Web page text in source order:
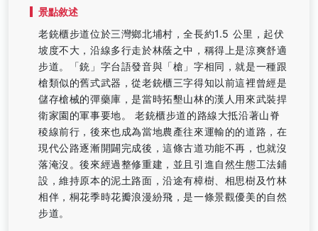
景點敘述
老銃櫃步道位於三灣鄉北埔村，全長約1.5 公里，起伏
坡度不大，沿線多行走於林蔭之中，稱得上是涼爽舒適
步道。「銃」字台語發音與「槍」字相同，就是一種跟
槍類似的舊式武器，從老銃櫃三字得知以前這裡曾經是
儲存槍械的彈藥庫，是當時拓墾山林的漢人用來武裝捍
衛家園的軍事要地。 老銃櫃步道的路線大抵沿著山脊
稜線前行，後來也成為當地農產往來運輸的的道路，在
現代公路逐漸開闢完成後，這條古道功能不再，也就沒
落淹沒。後來經過整修重建，並且引進自然生態工法鋪
設，維持原本的泥土路面，沿途有樟樹、相思樹及竹林
相伴，桐花季時花瓣浪漫紛飛，是一條景觀優美的自然
步道。